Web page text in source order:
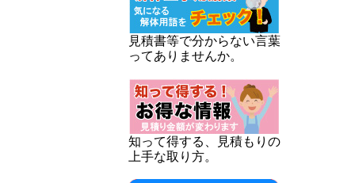
見積書等で分からない言葉
ってありませんか。
知って得する、見積もりの
上手な取り方。